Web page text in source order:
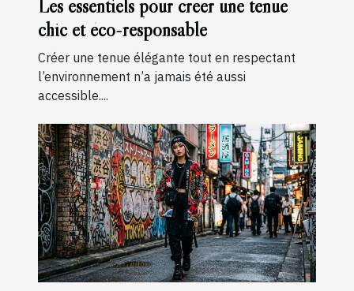
Les essentiels pour créer une tenue
chic et éco-responsable
Créer une tenue élégante tout en respectant
l’environnement n’a jamais été aussi
accessible....